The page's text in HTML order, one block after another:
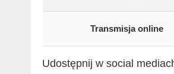
Transmisja online
Udostępnij w social